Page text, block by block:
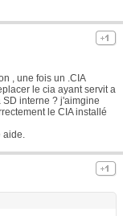
, une fois un .CIA
le cia ayant servit a
interne ? j'aimgine
le CIA installé
aide.